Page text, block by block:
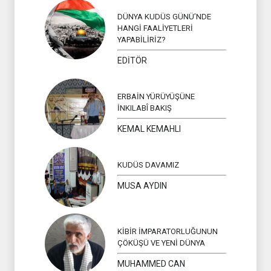
DÜNYA KUDÜS GÜNÜ’NDE
HANGİ FAALİYETLERİ
YAPABİLİRİZ?
EDİTÖR
ERBAİN YÜRÜYÜŞÜNE
İNKILABÎ BAKIŞ
KEMAL KEMAHLI
KUDÜS DAVAMIZ
MUSA AYDIN
KİBİR İMPARATORLUĞUNUN
ÇÖKÜŞÜ VE YENİ DÜNYA
MUHAMMED CAN